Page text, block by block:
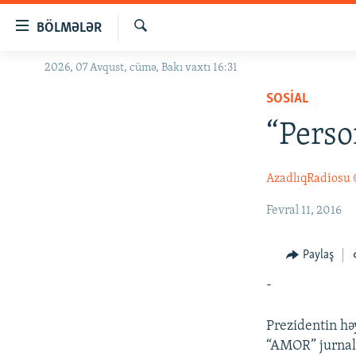
BÖLMƏLƏR
GÜNDƏM
Axtar
2026, 07 Avqust, cümə, Bakı vaxtı 16:31
SOSIAL
AzadlıqRadiosu
Fevral 11, 2016
Paylaş
-
Prezidentin
“AMOR”